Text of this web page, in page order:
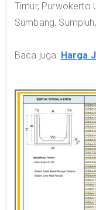
Timur, Purwokerto
Sumbang,
Baca juga: Harga